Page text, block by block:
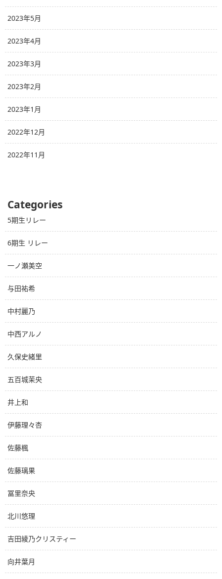
2023年5月
2023年4月
2023年3月
2023年2月
2023年1月
2022年12月
2022年11月
Categories
5期生リレー
6期生 リレー
一ノ瀬美空
与田祐希
中村麗乃
中西アルノ
久保史緒里
五百城茉央
井上和
伊藤理々杏
佐藤楓
佐藤璃果
冨里奈央
北川悠理
吉田綾乃クリスティー
向井葉月